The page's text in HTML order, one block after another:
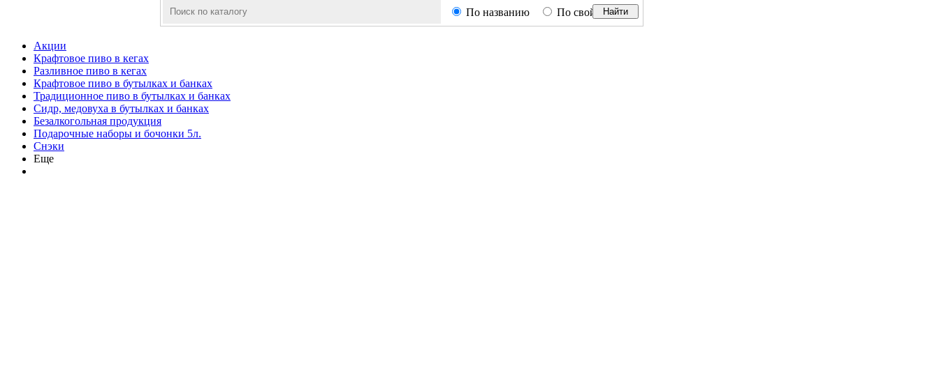
По названию По свойствам
Найти
Акции
Крафтовое пиво в кегах
Разливное пиво в кегах
Крафтовое пиво в бутылках и банках
Традиционное пиво в бутылках и банках
Сидр, медовуха в бутылках и банках
Безалкогольная продукция
Подарочные наборы и бочонки 5л.
Снэки
Еще